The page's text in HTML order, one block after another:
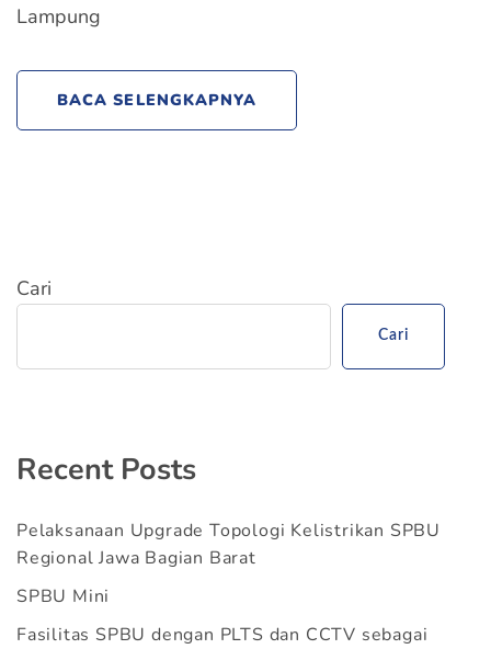
Lampung
BACA SELENGKAPNYA
Cari
Cari
Recent Posts
Pelaksanaan Upgrade Topologi Kelistrikan SPBU
Regional Jawa Bagian Barat
SPBU Mini
Fasilitas SPBU dengan PLTS dan CCTV sebagai